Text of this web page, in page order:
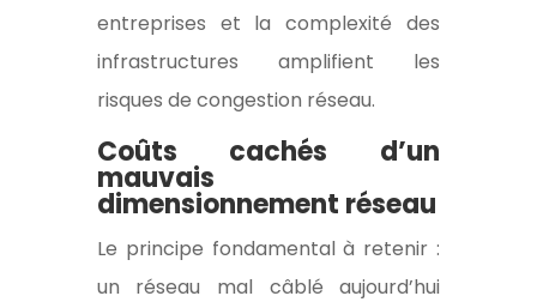
entreprises et la complexité des
infrastructures amplifient les
risques de congestion réseau.
Coûts cachés d’un
mauvais
dimensionnement réseau
Le principe fondamental à retenir :
un réseau mal câblé aujourd’hui